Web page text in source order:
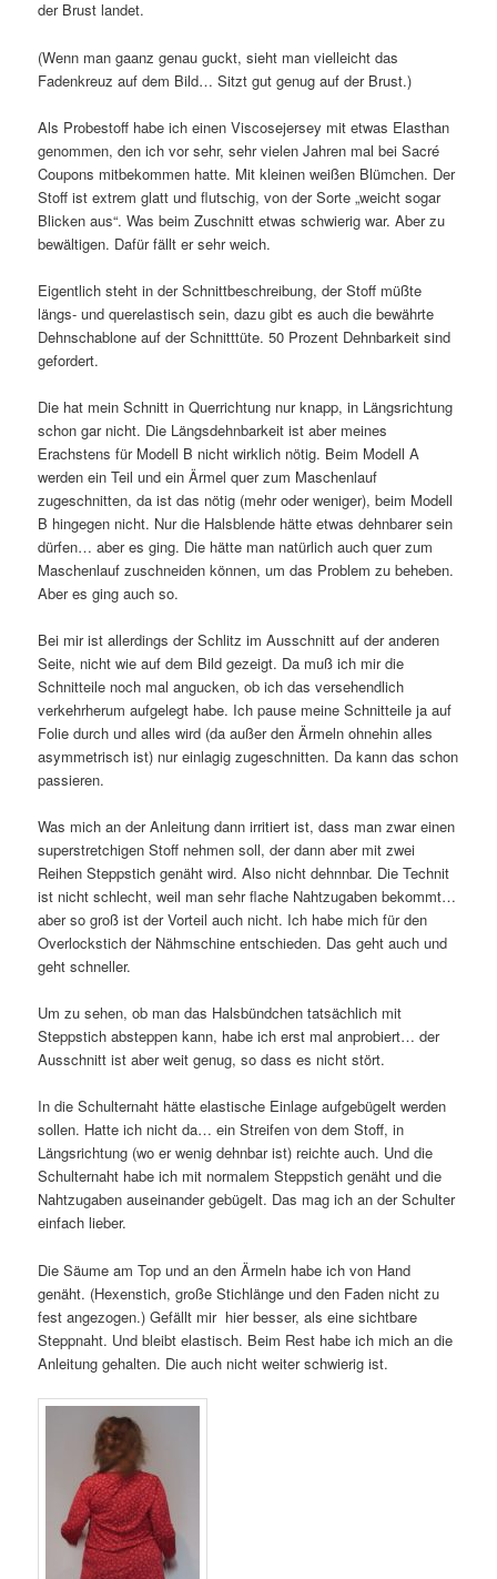
der Brust landet.
(Wenn man gaanz genau guckt, sieht man vielleicht das
Fadenkreuz auf dem Bild… Sitzt gut genug auf der Brust.)
Als Probestoff habe ich einen Viscosejersey mit etwas Elasthan
genommen, den ich vor sehr, sehr vielen Jahren mal bei Sacré
Coupons mitbekommen hatte. Mit kleinen weißen Blümchen. Der
Stoff ist extrem glatt und flutschig, von der Sorte „weicht sogar
Blicken aus“. Was beim Zuschnitt etwas schwierig war. Aber zu
bewältigen. Dafür fällt er sehr weich.
Eigentlich steht in der Schnittbeschreibung, der Stoff müßte
längs- und querelastisch sein, dazu gibt es auch die bewährte
Dehnschablone auf der Schnitttüte. 50 Prozent Dehnbarkeit sind
gefordert.
Die hat mein Schnitt in Querrichtung nur knapp, in Längsrichtung
schon gar nicht. Die Längsdehnbarkeit ist aber meines
Erachstens für Modell B nicht wirklich nötig. Beim Modell A
werden ein Teil und ein Ärmel quer zum Maschenlauf
zugeschnitten, da ist das nötig (mehr oder weniger), beim Modell
B hingegen nicht. Nur die Halsblende hätte etwas dehnbarer sein
dürfen… aber es ging. Die hätte man natürlich auch quer zum
Maschenlauf zuschneiden können, um das Problem zu beheben.
Aber es ging auch so.
Bei mir ist allerdings der Schlitz im Ausschnitt auf der anderen
Seite, nicht wie auf dem Bild gezeigt. Da muß ich mir die
Schnitteile noch mal angucken, ob ich das versehendlich
verkehrherum aufgelegt habe. Ich pause meine Schnitteile ja auf
Folie durch und alles wird (da außer den Ärmeln ohnehin alles
asymmetrisch ist) nur einlagig zugeschnitten. Da kann das schon
passieren.
Was mich an der Anleitung dann irritiert ist, dass man zwar einen
superstretchigen Stoff nehmen soll, der dann aber mit zwei
Reihen Steppstich genäht wird. Also nicht dehnnbar. Die Technit
ist nicht schlecht, weil man sehr flache Nahtzugaben bekommt…
aber so groß ist der Vorteil auch nicht. Ich habe mich für den
Overlockstich der Nähmschine entschieden. Das geht auch und
geht schneller.
Um zu sehen, ob man das Halsbündchen tatsächlich mit
Steppstich absteppen kann, habe ich erst mal anprobiert… der
Ausschnitt ist aber weit genug, so dass es nicht stört.
In die Schulternaht hätte elastische Einlage aufgebügelt werden
sollen. Hatte ich nicht da… ein Streifen von dem Stoff, in
Längsrichtung (wo er wenig dehnbar ist) reichte auch. Und die
Schulternaht habe ich mit normalem Steppstich genäht und die
Nahtzugaben auseinander gebügelt. Das mag ich an der Schulter
einfach lieber.
Die Säume am Top und an den Ärmeln habe ich von Hand
genäht. (Hexenstich, große Stichlänge und den Faden nicht zu
fest angezogen.) Gefällt mir hier besser, als eine sichtbare
Steppnaht. Und bleibt elastisch. Beim Rest habe ich mich an die
Anleitung gehalten. Die auch nicht weiter schwierig ist.